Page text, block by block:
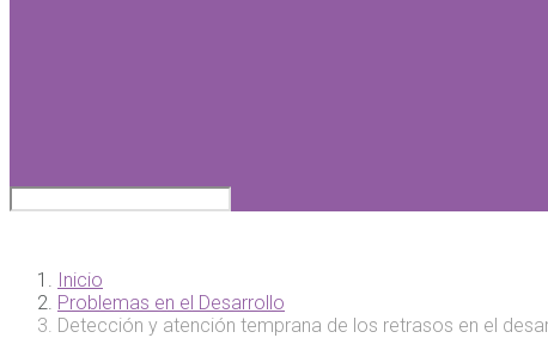
Inicio
Problemas en el Desarrollo
Detección y atención temprana de los retrasos en el